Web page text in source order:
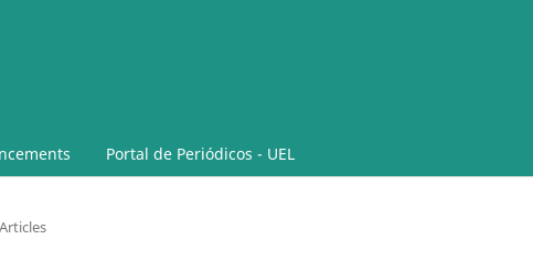
Portal de Periódicos - UEL
Articles